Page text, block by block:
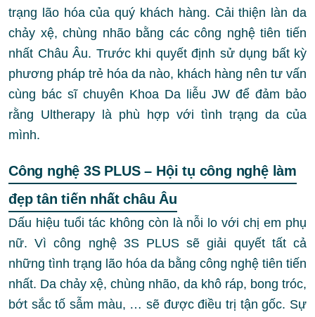
trạng lão hóa của quý khách hàng. Cải thiện làn da
chảy xệ, chùng nhão bằng các công nghệ tiên tiến
nhất Châu Âu. Trước khi quyết định sử dụng bất kỳ
phương pháp trẻ hóa da nào, khách hàng nên tư vấn
cùng bác sĩ chuyên Khoa Da liễu JW để đảm bảo
rằng Ultherapy là phù hợp với tình trạng da của
mình.
Công nghệ 3S PLUS – Hội tụ công nghệ làm
đẹp tân tiến nhất châu Âu
Dấu hiệu tuổi tác không còn là nỗi lo với chị em phụ
nữ. Vì công nghệ 3S PLUS sẽ giải quyết tất cả
những tình trạng lão hóa da bằng công nghệ tiên tiến
nhất. Da chảy xệ, chùng nhão, da khô ráp, bong tróc,
bớt sắc tố sẫm màu, … sẽ được điều trị tận gốc. Sự